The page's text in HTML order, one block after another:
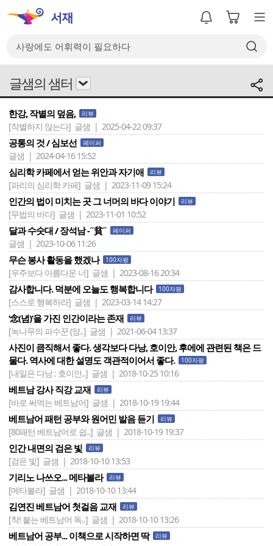
글샘의 샘터
한강, 작별의 덮음, 리뷰
[작별하지 않는다] 글샘 | 2025-04-22 09:37
공통의 것 / 심보선 페이퍼
글샘 | 2024-04-16 15:52
심리학 카페에서 얻는 위안과 자기애 리뷰
[파리의 심리학 카페] 글샘 | 2023-11-09 15:24
인간의 법이 미치는 곳 그 너머의 바다 이야기 리뷰
[무법의 바다] 글샘 | 2023-11-01 10:52
달과 수숫대 / 장석남 -˝貧˝ 페이퍼
글샘 | 2023-10-06 11:26
무슨 봉사 활동을 했겠나 100자평
[우주보다 아름다운 너] 글샘 | 2023-08-16 20:34
감사합니다. 덕분에 오늘도 행복합니다 100자평
[스스로 행복하라] 글샘 | 2023-03-14 14:27
‘念(념)‘을 가진 인간이라는 존재 리뷰
[녹나무의 파수꾼 (양..] 글샘 | 2021-06-04 13:37
사진이 큼직해서 좋다. 생각보다 다낭, 호이안, 후에에 관련된 책은 드
물다. 역사에 대한 설명도 객관적이어서 좋다.
100자평
[내일은 다낭 : 호이안..] 글샘 | 2018-10-25 10:16
베트남 강사 직강 교재 리뷰
[바로 써먹는 베트남어] 글샘 | 2018-10-19 19:44
베트남어 패턴 공부와 원어민 발음 듣기 리뷰
[80패턴 베트남어로 쉽..] 글샘 | 2018-10-19 19:37
인간 내면의 검은 빛 리뷰
[검은 빛] 글샘 | 2018-10-10 13:53
기리노 나쓰오... 메타볼라 리뷰
[메타볼라] 글샘 | 2018-10-10 13:44
김연진 베트남어 첫걸음 교재 리뷰
[착! 붙는 베트남어 독..] 글샘 | 2018-10-10 13:26
베트남어 공부... 이책으로 시작하면 딱 리뷰